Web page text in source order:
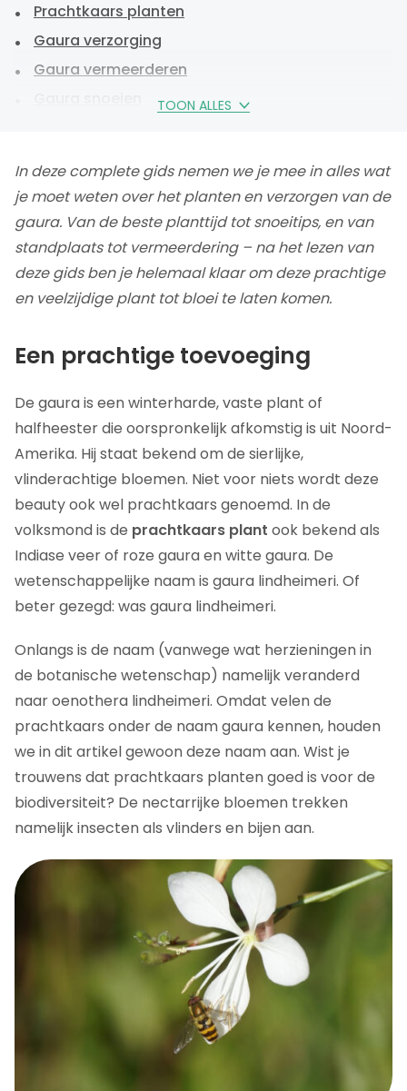
TOON ALLES
Prachtkaars planten
Gaura verzorging
Gaura vermeerderen
In deze complete gids nemen we je mee in alles wat
je moet weten over het planten en verzorgen van de
gaura. Van de beste planttijd tot snoeitips, en van
standplaats tot vermeerdering – na het lezen van
deze gids ben je helemaal klaar om deze prachtige
en veelzijdige plant tot bloei te laten komen.
Een prachtige toevoeging
De gaura is een winterharde, vaste plant of
halfheester die oorspronkelijk afkomstig is uit Noord-
Amerika. Hij staat bekend om de sierlijke,
vlinderachtige bloemen. Niet voor niets wordt deze
beauty ook wel prachtkaars genoemd. In de
volksmond is de prachtkaars plant ook bekend als
Indiase veer of roze gaura en witte gaura. De
wetenschappelijke naam is gaura lindheimeri. Of
beter gezegd: was gaura lindheimeri.
Onlangs is de naam (vanwege wat herzieningen in
de botanische wetenschap) namelijk veranderd
naar oenothera lindheimeri. Omdat velen de
prachtkaars onder de naam gaura kennen, houden
we in dit artikel gewoon deze naam aan. Wist je
trouwens dat prachtkaars planten goed is voor de
biodiversiteit? De nectarrijke bloemen trekken
namelijk insecten als vlinders en bijen aan.